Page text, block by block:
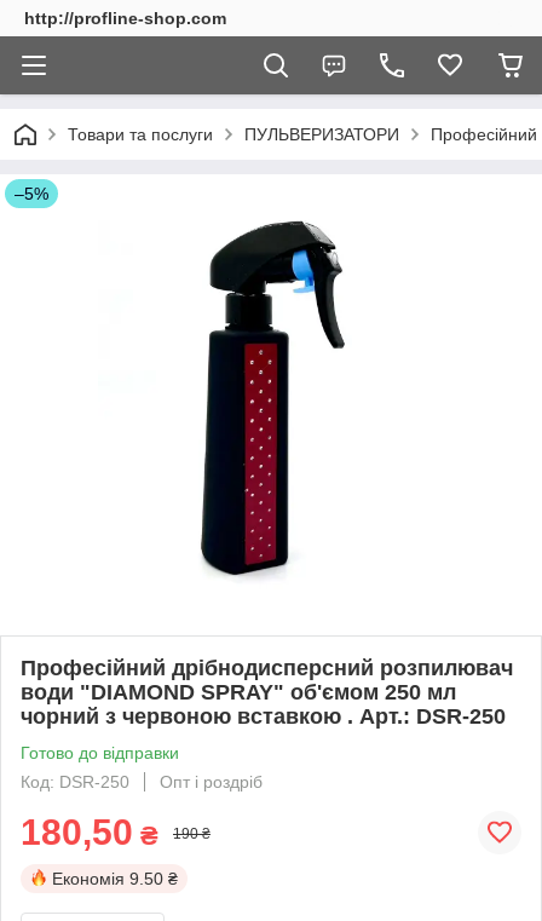
http://profline-shop.com
Товари та послуги ПУЛЬВЕРИЗАТОРИ Професійний
–5%
Професійний дрібнодисперсний розпилювач
води "DIAMOND SPRAY" об'ємом 250 мл
чорний з червоною вставкою . Арт.: DSR-250
Готово до відправки
Код: DSR-250
Опт і роздріб
180,50 ₴ 190 ₴
Економія 9.50 ₴